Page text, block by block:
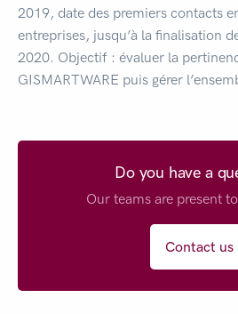
2019, date des premiers contacts
entreprises, jusqu’à la finalisation
2020. Objectif : évaluer la
GISMARTWARE puis gérer
Do you have a
Our teams are present
Contact us